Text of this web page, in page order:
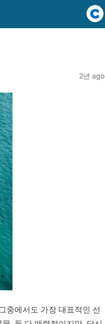
2년 ago
중에서도 가장 대표적인 선